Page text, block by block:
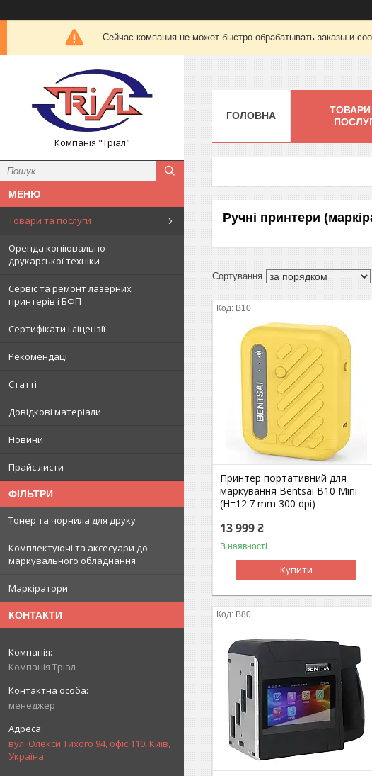
Сейчас компания не может быстро обрабатывать заказы и
Компанія "Тріал"
Товари та послуги
Оренда копіювально-
друкарської техніки
Сервіс та ремонт лазерних
принтерів і БФП
Сертифікати і ліцензії
Рекомендаці
Статті
Довідкові матеріали
Новини
Прайс листи
ФІЛЬТРИ
Тонер та чорнила для друку
Комплектуючі та аксесуари до
маркувального обладнання
Маркіратори
КОНТАКТИ
Компанія Тріал
менеджер
вул. Олекси Тихого 94, офіс 110, Київ,
Україна
ГОЛОВНА
ТОВАРИ
Ручні принтери
B10
Принтер портативний для
маркування Bentsai B10 Mini
(H=12.7 mm 300 dpi)
13 999 ₴
В наявності
Купити
B80